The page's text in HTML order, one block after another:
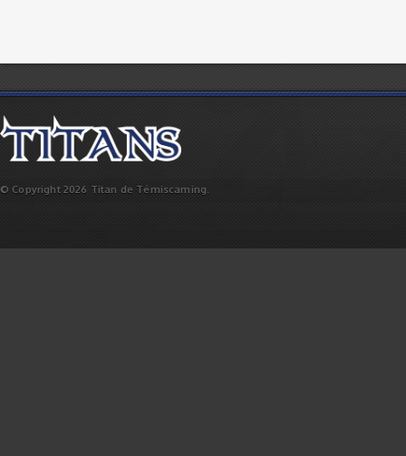
© Copyright 2026 Titan de Témiscaming.